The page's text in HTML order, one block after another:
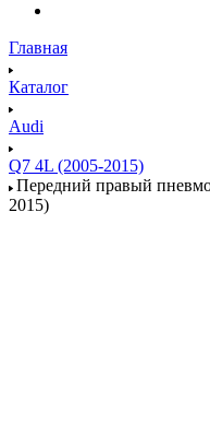
Главная
Каталог
Audi
Q7 4L (2005-2015)
Передний правый
2015)